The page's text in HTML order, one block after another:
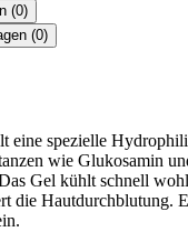
(0)
(0)
eine spezielle
wie Glukosamin
Gel kühlt schnell
die Hautdurchblutung.